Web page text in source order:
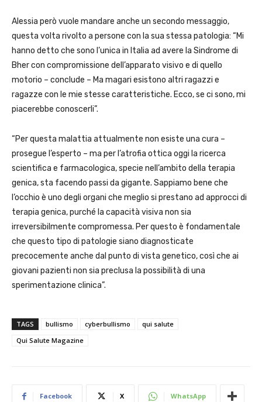
Alessia però vuole mandare anche un secondo messaggio,
questa volta rivolto a persone con la sua stessa patologia: “Mi
hanno detto che sono l’unica in Italia ad avere la Sindrome di
Bher con compromissione dell’apparato visivo e di quello
motorio – conclude – Ma magari esistono altri ragazzi e
ragazze con le mie stesse caratteristiche. Ecco, se ci sono, mi
piacerebbe conoscerli”.
“Per questa malattia attualmente non esiste una cura –
prosegue l’esperto – ma per l’atrofia ottica oggi la ricerca
scientifica e farmacologica, specie nell’ambito della terapia
genica, sta facendo passi da gigante. Sappiamo bene che
l’occhio è uno degli organi che meglio si prestano ad approcci di
terapia genica, purché la capacità visiva non sia
irreversibilmente compromessa. Per questo è fondamentale
che questo tipo di patologie siano diagnosticate
precocemente anche dal punto di vista genetico, così che ai
giovani pazienti non sia preclusa la possibilità di una
sperimentazione clinica”.
TAGS bullismo cyberbullismo
qui salute
Qui Salute Magazine
Facebook X WhatsApp